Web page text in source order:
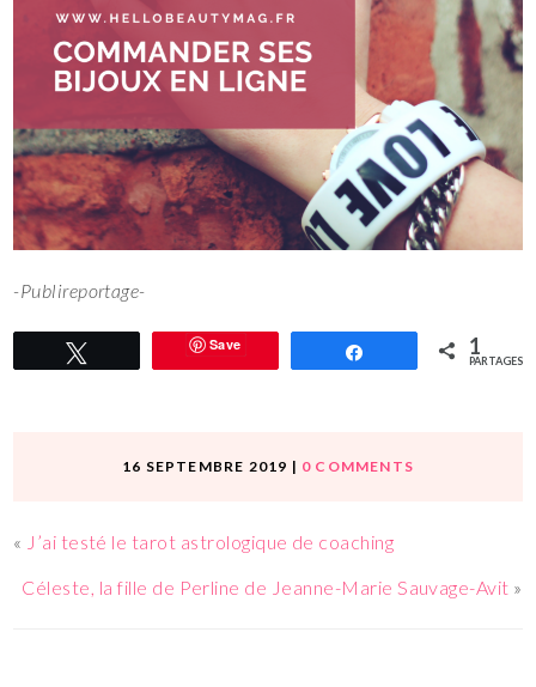
-Publireportage-
Save Partagez 1
PARTAGES
16 SEPTEMBRE 2019 | 0 COMMENTS
« J’ai testé le tarot astrologique de coaching
Céleste, la fille de Perline de Jeanne-Marie Sauvage-Avit »